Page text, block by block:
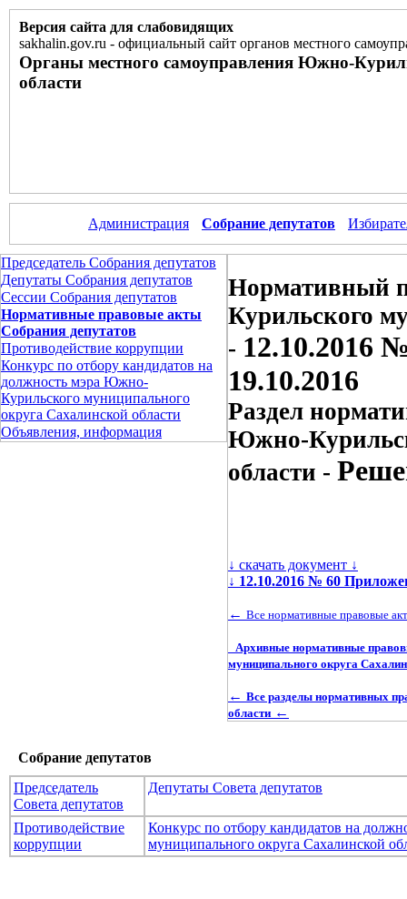
Версия сайта для слабовидящих
sakhalin.gov.ru - официальный сайт органов местного
Органы местного самоуправления Южно-
области
Администрация Собрание депутатов
Председатель Собрания депутатов
Депутаты Собрания депутатов
Сессии Собрания депутатов
Нормативные правовые акты
Собрания депутатов
Противодействие коррупции
Конкурс по отбору кандидатов на
должность мэра Южно-
Курильского муниципального
округа Сахалинской области
Объявления, информация
Нормативный
Курильского
- 12.10.2016
19.10.2016
Раздел
Южно-
области -
↓ скачать документ ↓
↓ 12.10.2016 № 60
← Все нормативные правовые
Архивные нормативные
муниципального округа
← Все разделы нормативных
области ←
Собрание депутатов
Председатель
Совета депутатов
Депутаты Совета депутатов
Противодействие
коррупции
Конкурс по отбору кандидатов на
муниципального округа Сахалинской